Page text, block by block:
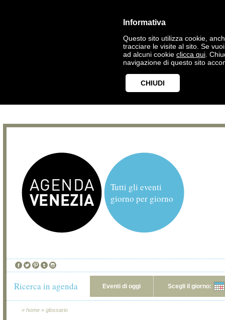
Informativa
Questo sito utilizza cookie,
tracciare le visite al sito. Se
ad alcuni cookie clicca qui .
navigazione di questo sito
CHIUDI
Tutti gli eventi
giorno per giorno
Ricerca in agenda Eventi di oggi Scegli il giorno:
» home » glossario